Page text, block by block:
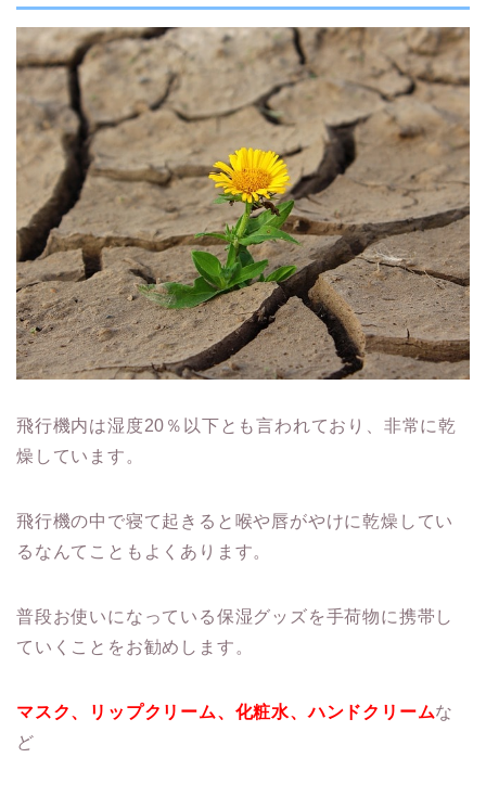
飛行機内は湿度20％以下とも言われており、非常に乾
燥しています。
飛行機の中で寝て起きると喉や唇がやけに乾燥してい
るなんてこともよくあります。
普段お使いになっている保湿グッズを手荷物に携帯し
ていくことをお勧めします。
マスク、リップクリーム、化粧水、ハンドクリームな
ど